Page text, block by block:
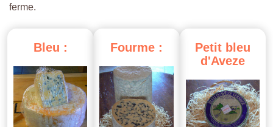
ferme.
Bleu : Fourme : Petit bleu
d'Aveze